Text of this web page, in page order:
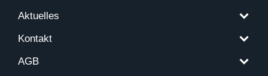
Aktuelles
Kontakt
AGB